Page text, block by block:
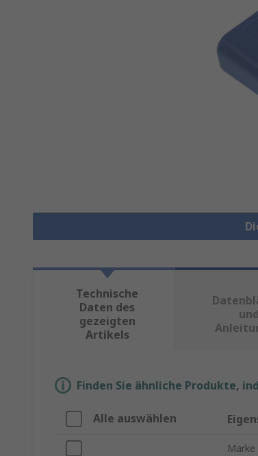
Technische
Daten des
gezeigten
Artikels
und
Finden Sie ähnliche Produkte,
Alle auswählen
Marke